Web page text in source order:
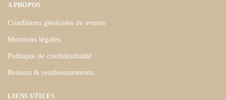
A PROPOS
Conditions générales de ventes
Mentions légales
Politique de confidentialité
Retours & remboursements
LIENS UTILES